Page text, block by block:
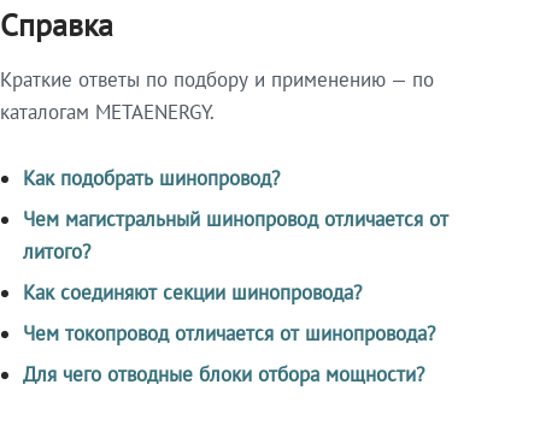
Справка
Краткие ответы по подбору и применению — по
каталогам METAENERGY.
Как подобрать шинопровод?
Чем магистральный шинопровод отличается от
литого?
Как соединяют секции шинопровода?
Чем токопровод отличается от шинопровода?
Для чего отводные блоки отбора мощности?